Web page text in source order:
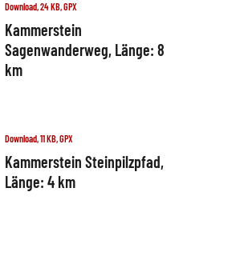
Download, 24 KB, GPX
Kammerstein
Sagenwanderweg, Länge: 8
km
Download, 11 KB, GPX
Kammerstein Steinpilzpfad,
Länge: 4 km